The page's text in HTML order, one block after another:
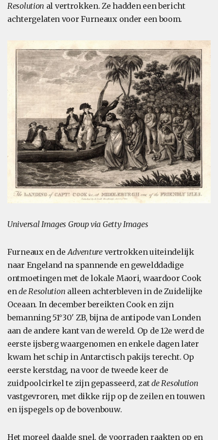
Resolution al vertrokken. Ze hadden een bericht
achtergelaten voor Furneaux onder een boom.
Universal Images Group via Getty Images
Furneaux en deAdventurevertrokken uiteindelijk
naar Engeland na spannende en gewelddadige
ontmoetingen met de lokale Maori, waardoor Cook
ende Resolution alleen achterbleven in de Zuidelijke
Oceaan. In december bereikten Cook en zijn
bemanning 51°30' ZB, bijna de antipode van Londen
aan de andere kant van de wereld. Op de 12e werd de
eerste ijsberg waargenomen en enkele dagen later
kwam het schip in Antarctisch pakijs terecht. Op
eerste kerstdag, na voor de tweede keer de
zuidpoolcirkel te zijn gepasseerd, zatde Resolution
vastgevroren, met dikke rijp op de zeilen en touwen
en ijspegels op de bovenbouw.
Het moreel daalde snel, de voorraden raakten op en